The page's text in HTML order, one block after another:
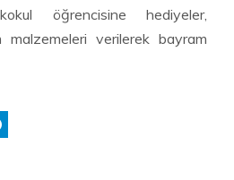
öğrencisine hediyeler,
verilerek bayram